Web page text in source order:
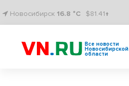
Новосибирск 16.8 °C $81.41↑
Все новости
Новосибирской
области